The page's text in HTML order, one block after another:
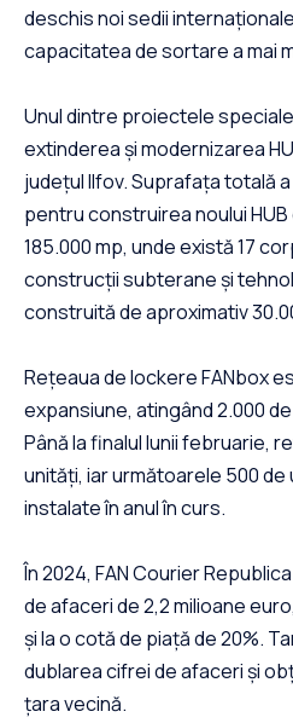
deschis noi sedii
capacitatea de sortare a mai
Unul dintre proiectele
extinderea și modernizarea
județul Ilfov. Suprafața totală
pentru construirea noului
185.000 mp, unde există 17
construcții subterane și
construită de aproximativ
Rețeaua de lockere FANbox
expansiune, atingând 2.000
Până la finalul lunii februarie,
unități, iar următoarele 500
instalate în anul în curs.
În 2024, FAN Courier
de afaceri de 2,2 milioane
și la o cotă de piață de 20%.
dublarea cifrei de afaceri și
țara vecină.